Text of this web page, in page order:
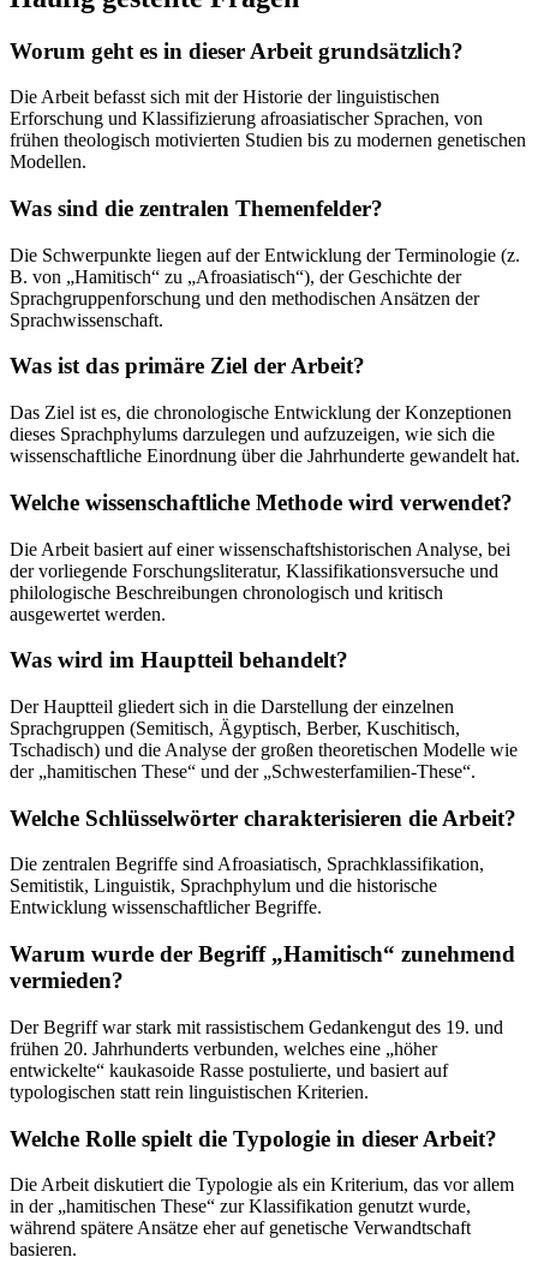
Worum geht es in dieser Arbeit grundsätzlich?
Die Arbeit befasst sich mit der Historie der linguistischen
Erforschung und Klassifizierung afroasiatischer Sprachen, von
frühen theologisch motivierten Studien bis zu modernen genetischen
Modellen.
Was sind die zentralen Themenfelder?
Die Schwerpunkte liegen auf der Entwicklung der Terminologie (z.
B. von „Hamitisch“ zu „Afroasiatisch“), der Geschichte der
Sprachgruppenforschung und den methodischen Ansätzen der
Sprachwissenschaft.
Was ist das primäre Ziel der Arbeit?
Das Ziel ist es, die chronologische Entwicklung der Konzeptionen
dieses Sprachphylums darzulegen und aufzuzeigen, wie sich die
wissenschaftliche Einordnung über die Jahrhunderte gewandelt hat.
Welche wissenschaftliche Methode wird verwendet?
Die Arbeit basiert auf einer wissenschaftshistorischen Analyse, bei
der vorliegende Forschungsliteratur, Klassifikationsversuche und
philologische Beschreibungen chronologisch und kritisch
ausgewertet werden.
Was wird im Hauptteil behandelt?
Der Hauptteil gliedert sich in die Darstellung der einzelnen
Sprachgruppen (Semitisch, Ägyptisch, Berber, Kuschitisch,
Tschadisch) und die Analyse der großen theoretischen Modelle wie
der „hamitischen These“ und der „Schwesterfamilien-These“.
Welche Schlüsselwörter charakterisieren die Arbeit?
Die zentralen Begriffe sind Afroasiatisch, Sprachklassifikation,
Semitistik, Linguistik, Sprachphylum und die historische
Entwicklung wissenschaftlicher Begriffe.
Warum wurde der Begriff „Hamitisch“ zunehmend
vermieden?
Der Begriff war stark mit rassistischem Gedankengut des 19. und
frühen 20. Jahrhunderts verbunden, welches eine „höher
entwickelte“ kaukasoide Rasse postulierte, und basiert auf
typologischen statt rein linguistischen Kriterien.
Welche Rolle spielt die Typologie in dieser Arbeit?
Die Arbeit diskutiert die Typologie als ein Kriterium, das vor allem
in der „hamitischen These“ zur Klassifikation genutzt wurde,
während spätere Ansätze eher auf genetische Verwandtschaft
basieren.